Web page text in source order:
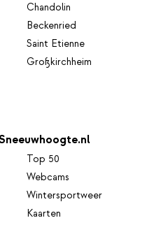
Chandolin
Beckenried
Saint Etienne
Großkirchheim
Top 50
Webcams
Wintersportweer
Kaarten